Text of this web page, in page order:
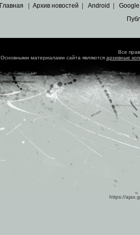
Главная Архив новостей Android Google
Все
Основными материалами сайта являются архивные
https://